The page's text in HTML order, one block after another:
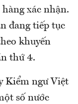
xác nhận.
đang tiếp tục
khuyến
thứ 4.
Kiểm ngư Việt
số nước